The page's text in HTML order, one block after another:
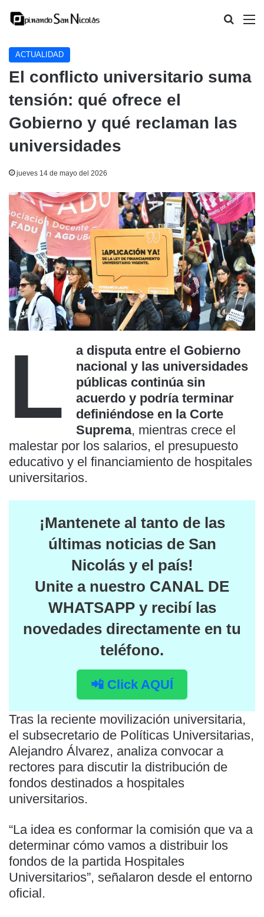
Buscar
ACTUALIDAD
El conflicto universitario suma
tensión: qué ofrece el
Gobierno y qué reclaman las
universidades
jueves 14 de mayo del 2026
L
a disputa entre el Gobierno
nacional y las universidades
públicas continúa sin
acuerdo y podría terminar
definiéndose en la Corte
Suprema, mientras crece el
malestar por los salarios, el presupuesto
educativo y el financiamiento de hospitales
universitarios.
¡Mantenete al tanto de las
últimas noticias de San
Nicolás y el país!
Unite a nuestro CANAL DE
WHATSAPPy recibí las
novedades directamente en tu
teléfono.
📲 Click AQUÍ
Tras la reciente movilización universitaria,
el subsecretario de Políticas Universitarias,
Alejandro Álvarez, analiza convocar a
rectores para discutir la distribución de
fondos destinados a hospitales
universitarios.
“La idea es conformar la comisión que va a
determinar cómo vamos a distribuir los
fondos de la partida Hospitales
Universitarios”, señalaron desde el entorno
oficial.